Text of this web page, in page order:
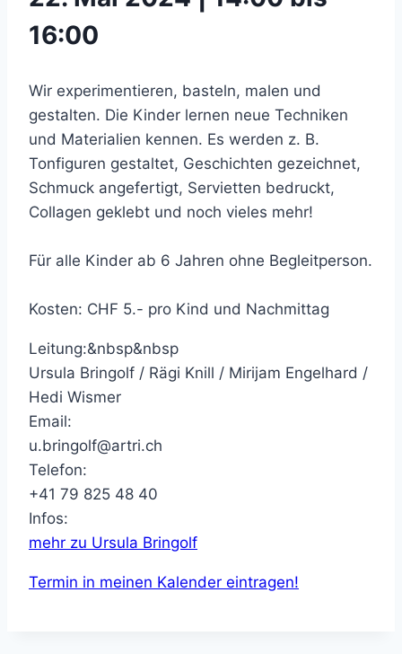
16:00
Wir experimentieren, basteln, malen und
gestalten. Die Kinder lernen neue Techniken
und Materialien kennen. Es werden z. B.
Tonfiguren gestaltet, Geschichten gezeichnet,
Schmuck angefertigt, Servietten bedruckt,
Collagen geklebt und noch vieles mehr!
Für alle Kinder ab 6 Jahren ohne Begleitperson.
Kosten: CHF 5.- pro Kind und Nachmittag
Leitung:&nbsp&nbsp
Ursula Bringolf / Rägi Knill / Mirijam Engelhard /
Hedi Wismer
Email:
u.bringolf@artri.ch
Telefon:
+41 79 825 48 40
Infos:
mehr zu Ursula Bringolf
Termin in meinen Kalender eintragen!